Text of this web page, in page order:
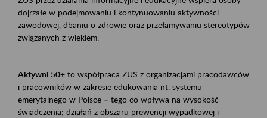
dojrzałe w podejmowaniu i kontynuowaniu aktywności
zawodowej, dbaniu o zdrowie oraz przełamywaniu stereotypów
związanych z wiekiem.
Aktywni 50+ to współpraca ZUS z organizacjami pracodawców
i pracowników w zakresie edukowania nt. systemu
emerytalnego w Polsce – tego co wpływa na wysokość
świadczenia; działań z obszaru prewencji wypadkowej i